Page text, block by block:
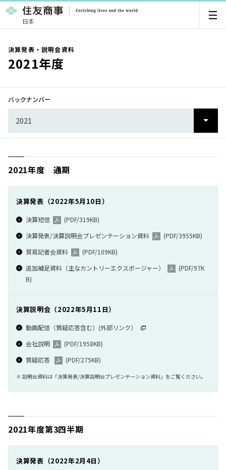
日本
決算発表・説明会資料
2021年度
バックナンバー
2021
2025
2023
2021
2020
2019
2017
2016
2015
2012
2011
2021年度 通期
決算発表（2022年5月10日）
決算短信
(PDF/319KB)
決算発表/決算説明会プレゼンテーション資料
(PDF/3955KB)
貿易記者会資料
(PDF/109KB)
追加補足資料（主なカントリーエクスポージャー）
(PDF/97K
B)
決算説明会（2022年5月11日）
動画配信（質疑応答含む）(外部リンク）
会社説明
(PDF/1958KB)
質疑応答
(PDF/275KB)
※ 説明会資料は「決算発表/決算説明会プレゼンテーション資料」をご覧ください。
2021年度第3四半期
決算発表（2022年2月4日）